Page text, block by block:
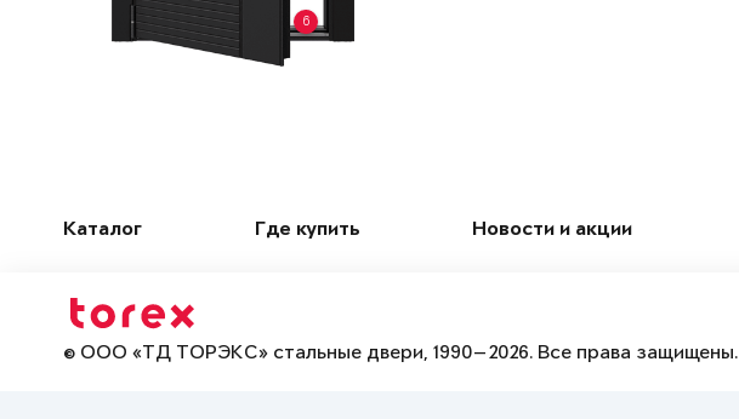
6
Каталог Где купить Новости и акции
© ООО «ТД ТОРЭКС» стальные двери, 1990—2026. Все права защищены.